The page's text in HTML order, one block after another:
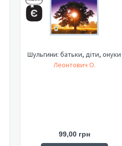
Шульгини: батьки, діти, онуки
Леонтович О.
99,00 грн